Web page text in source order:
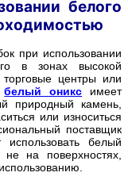
белого
при использовании
в зонах высокой
центры или
белый оникс имеет
природный камень,
или износиться
поставщик
использовать белый
на поверхностях,